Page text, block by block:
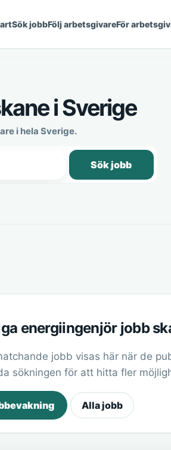
Sök jobbFölj arbetsgivareFör
i Sverige
i hela Sverige.
Sök jobb
energiingenjör jobb
jobb visas här när de
sökningen för att hitta fler
Alla jobb